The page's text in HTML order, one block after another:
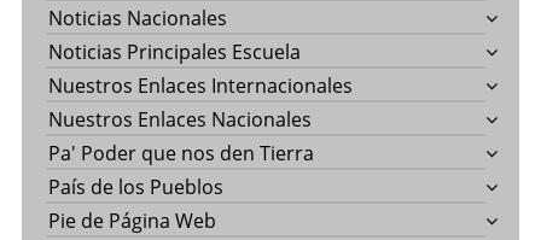
Noticias Nacionales
Noticias Principales Escuela
Nuestros Enlaces Internacionales
Nuestros Enlaces Nacionales
Pa' Poder que nos den Tierra
País de los Pueblos
Pie de Página Web